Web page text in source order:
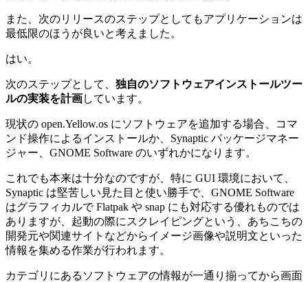
また、次のリリースのステップとしてもアプリケーションは
最低限のほうが良いと考えました。
はい。
次のステップとして、 独自のソフトウェアインストールツー
ルの実装を計画しています。
現状の open.Yellow.os にソフトウェアを追加する場合、コマ
ンド操作によるインストールか、Synaptic パッケージマネー
ジャー、GNOME Software のいずれかになります。
これでも本来は十分なのですが、特に GUI 環境において、
Synaptic は堅苦しい見た目と使い勝手で、GNOME Software
はグラフィカルで Flatpak や snap にも対応する優れものでは
ありますが、起動の際にスクレイピングという、あちこちの
開発元や関連サイトなどからイメージ画像や説明文といった
情報を集める作業が行われます。
カテゴリにあるソフトウェアの情報が一通り揃ってから画面